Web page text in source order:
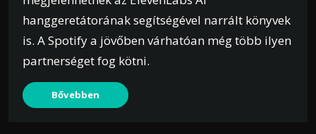
hanggeretátorának segítségével narrált könyvek
is. A Spotify a jövőben várhatóan még több ilyen
partnerséget fog kötni.
Bővebben